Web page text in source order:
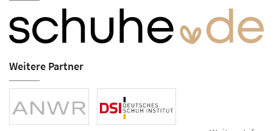
Weitere Partner